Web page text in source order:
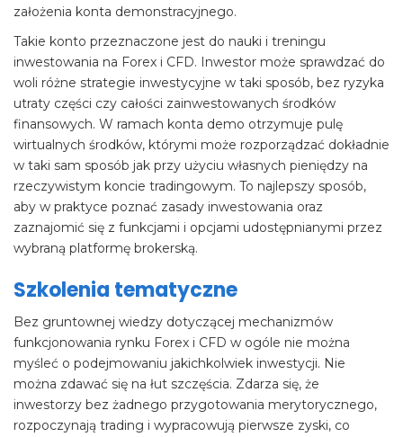
założenia konta demonstracyjnego.
Takie konto przeznaczone jest do nauki i treningu
inwestowania na Forex i CFD. Inwestor może sprawdzać do
woli różne strategie inwestycyjne w taki sposób, bez ryzyka
utraty części czy całości zainwestowanych środków
finansowych. W ramach konta demo otrzymuje pulę
wirtualnych środków, którymi może rozporządzać dokładnie
w taki sam sposób jak przy użyciu własnych pieniędzy na
rzeczywistym koncie tradingowym. To najlepszy sposób,
aby w praktyce poznać zasady inwestowania oraz
zaznajomić się z funkcjami i opcjami udostępnianymi przez
wybraną platformę brokerską.
Szkolenia tematyczne
Bez gruntownej wiedzy dotyczącej mechanizmów
funkcjonowania rynku Forex i CFD w ogóle nie można
myśleć o podejmowaniu jakichkolwiek inwestycji. Nie
można zdawać się na łut szczęścia. Zdarza się, że
inwestorzy bez żadnego przygotowania merytorycznego,
rozpoczynają trading i wypracowują pierwsze zyski, co